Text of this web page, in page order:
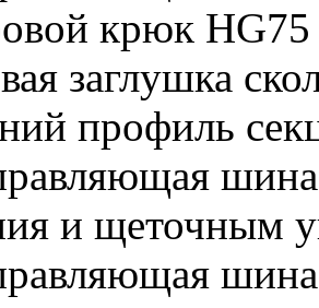
крюк HG75
заглушка
профиль
и щеточным